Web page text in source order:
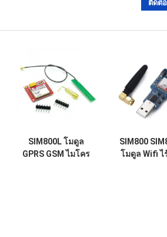
SIM800L โมดูล
GPRS GSM ไมโคร
SIM800
โมดูล Wifi ไ